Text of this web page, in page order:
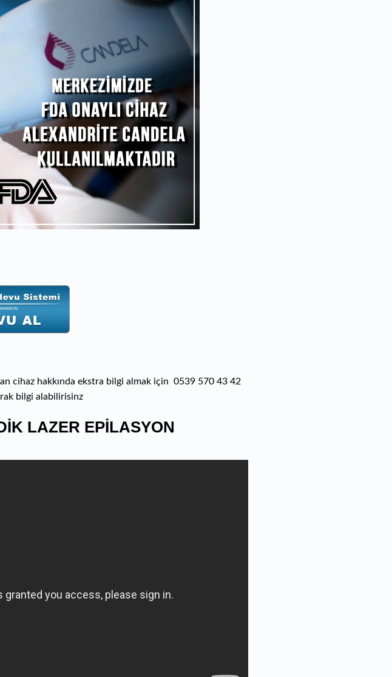
cihaz hakkında ekstra bilgi almak için 0539 570 43 42
bilgi alabilirisinz
LAZER EPİLASYON